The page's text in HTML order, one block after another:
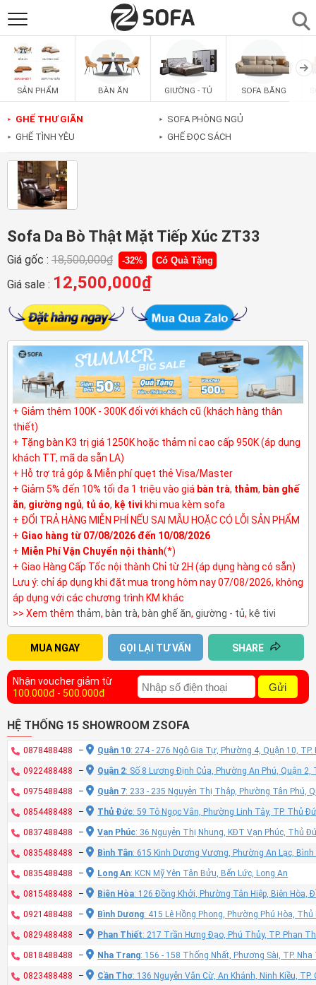
SẢN PHẨM
SOFAS
PHÒNG ĂN
PHÒNG NGỦ
PHÒNG KHÁCH
SẢN PHẨM BÀN ĂN GIƯỜNG - TỦ SOFA BĂNG
► GHẾ THƯ GIÃN
► GHẾ TÌNH YÊU
► SOFA PHÒNG NGỦ
► GHẾ ĐỌC SÁCH
Sofa Da Bò Thật Mặt Tiếp Xúc ZT33
Giá gốc : 18,500,000₫ -32% Có Quà Tặng
Giá sale : 12,500,000₫
+ Giảm thêm 100K - 300K đối với khách cũ (khách hàng thân
thiết)
+ Tặng bàn K3 trị giá 1250K hoặc thảm nỉ cao cấp 950K (áp dụng
khách TT, mã da sẵn LA)
+ Hỗ trợ trả góp & Miễn phí quẹt thẻ Visa/Master
+ Giảm 5% đến 10% tối đa 1 triệu vào giá bàn trà, thảm, bàn ghế
ăn, giường ngủ, tủ áo, kệ tivi khi mua kèm sofa
+ ĐỔI TRẢ HÀNG MIỄN PHÍ NẾU SAI MẪU HOẶC CÓ LỖI SẢN PHẨM
+ Giao hàng từ 07/08/2026 đến 10/08/2026
+ Miễn Phí Vận Chuyển nội thành(*)
+ Giao Hàng Cấp Tốc nội thành Chỉ từ 2H (áp dụng hàng có sẵn)
Lưu ý: chỉ áp dụng khi đặt mua trong hôm nay 07/08/2026, không
áp dụng với các chương trình KM khác
>> Xem thêm thảm, bàn trà, bàn ghế ăn, giường - tủ, kệ tivi
MUA NGAY GỌI LẠI TƯ VẤN SHARE
Nhận voucher giảm từ
100.000đ - 500.000đ
Gửi
HỆ THỐNG 15 SHOWROOM ZSOFA
0878488488 – Quận 10: 274 - 276 Ngô Gia Tự, Phường 4, Quận 10, TP.
0922488488 – Quận 2: Số 8 Lương Định Của, Phường An Phú, Quận 2,
0975488488 – Quận 7: 233 - 235 Nguyễn Thị Thập, Phường Tân Phú,
0854488488 – Thủ Đức: 59 Tô Ngọc Vân, Phường Linh Tây, TP. Thủ
0837488488 – Vạn Phúc: 36 Nguyễn Thị Nhung, KĐT Vạn Phúc, Thủ
0835488488 – Bình Tân: 615 Kinh Dương Vương, Phường An Lạc, Bình
0835488488 – Long An: KCN Mỹ Yên Tân Bửu, Bến Lức, Long An
0815488488 – Biên Hòa: 126 Đồng Khởi, Phường Tân Hiệp, Biên Hòa,
0921488488 – Bình Dương: 415 Lê Hồng Phong, Phường Phú Hòa,
0829488488 – Phan Thiết: 217 Trần Hưng Đạo, Phú Thủy, TP. Phan
0818488488 – Nha Trang: 156 - 158 Thống Nhất, Phương Sài, TP.
0823488488 – Cần Thơ: 136 Nguyễn Văn Cừ, An Khánh, Ninh Kiều,